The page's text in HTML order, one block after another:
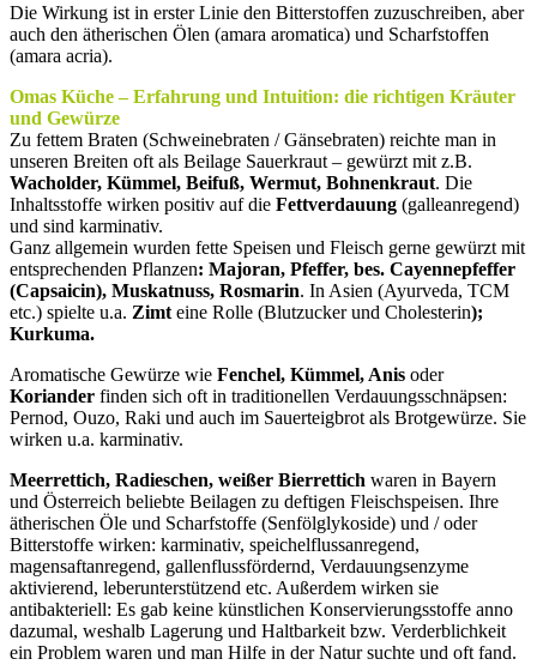
Die Wirkung ist in erster Linie den Bitterstoffen zuzuschreiben, aber
auch den ätherischen Ölen (amara aromatica) und Scharfstoffen
(amara acria).
Omas Küche – Erfahrung und Intuition: die richtigen Kräuter
und Gewürze
Zu fettem Braten (Schweinebraten / Gänsebraten) reichte man in
unseren Breiten oft als Beilage Sauerkraut – gewürzt mit z.B.
Wacholder, Kümmel, Beifuß, Wermut, Bohnenkraut. Die
Inhaltsstoffe wirken positiv auf die Fettverdauung (galleanregend)
und sind karminativ.
Ganz allgemein wurden fette Speisen und Fleisch gerne gewürzt mit
entsprechenden Pflanzen: Majoran, Pfeffer, bes. Cayennepfeffer
(Capsaicin), Muskatnuss, Rosmarin. In Asien (Ayurveda, TCM
etc.) spielte u.a. Zimt eine Rolle (Blutzucker und Cholesterin);
Kurkuma.
Aromatische Gewürze wie Fenchel, Kümmel, Anis oder
Koriander finden sich oft in traditionellen Verdauungsschnäpsen:
Pernod, Ouzo, Raki und auch im Sauerteigbrot als Brotgewürze. Sie
wirken u.a. karminativ.
Meerrettich, Radieschen, weißer Bierrettich waren in Bayern
und Österreich beliebte Beilagen zu deftigen Fleischspeisen. Ihre
ätherischen Öle und Scharfstoffe (Senfölglykoside) und / oder
Bitterstoffe wirken: karminativ, speichelflussanregend,
magensaftanregend, gallenflussfördernd, Verdauungsenzyme
aktivierend, leberunterstützend etc. Außerdem wirken sie
antibakteriell: Es gab keine künstlichen Konservierungsstoffe anno
dazumal, weshalb Lagerung und Haltbarkeit bzw. Verderblichkeit
ein Problem waren und man Hilfe in der Natur suchte und oft fand.